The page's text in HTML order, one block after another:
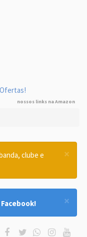
nossos links na Amazon
×
clube e
×